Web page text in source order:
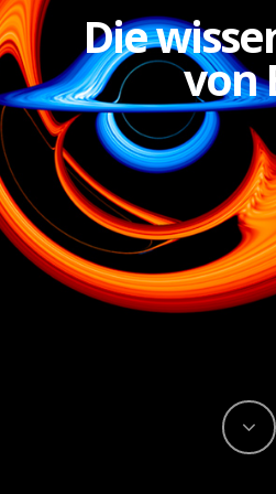
Die
von